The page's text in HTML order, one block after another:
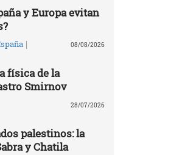
y Europa evitan
| 08/08/2026
física de la
Smirnov
28/07/2026
palestinos: la
y Chatila